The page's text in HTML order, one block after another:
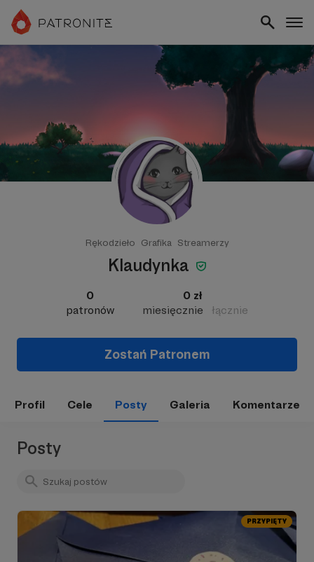
Rękodzieło Grafika Streamerzy
Klaudynka
0
patronów
0 zł
miesięcznie
łącznie
Zostań Patronem
Profil Cele Posty Galeria Komentarze
Posty
PRZYPIĘTY